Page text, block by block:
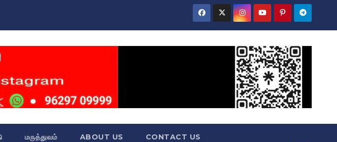
மருத்துவம் ABOUT US CONTACT US